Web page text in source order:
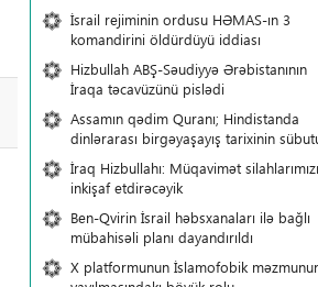
İsrail rejiminin ordusu HƏMAS-ın 3
komandirini öldürdüyü iddiası
Hizbullah ABŞ-Səudiyyə Ərəbistanının
İraqa təcavüzünü pislədi
Assamın qədim Quranı; Hindistanda
dinlərarası birgəyaşayış tarixinin
İraq Hizbullahı: Müqavimət silahlarımızı
inkişaf etdirəcəyik
Ben-Qvirin İsrail həbsxanaları ilə bağlı
mübahisəli planı dayandırıldı
X platformunun İslamofobik